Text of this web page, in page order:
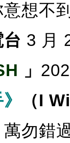
想不
3 月
」
（I
勿錯